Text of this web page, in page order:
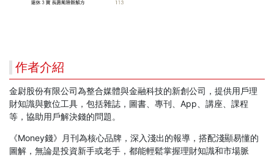
作者介紹
金尉股份有限公司為整合媒體與金融科技的新創公司，提供用戶理
財知識與數位工具，包括雜誌，圖書、專刊、App、講座、課程
等，協助用戶解決錢的問題。
《Money錢》月刊為核心品牌，深入淺出的報導，搭配淺顯易懂的
圖解，無論是投資新手或老手，都能輕鬆掌握理財知識和市場脈